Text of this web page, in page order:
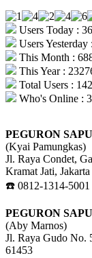
Users Today :
Users Yesterday
This Month :
This Year :
Total Users :
Who's Online : 3
PEGURON
(Kyai Pamungkas)
Jl. Raya Condet,
Kramat Jati,
☎️ 0812-1314-5001
PEGURON
(Aby Marnos)
Jl. Raya Gudo No.
61453